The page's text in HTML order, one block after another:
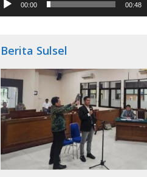
00:00 00:48
Berita Sulsel